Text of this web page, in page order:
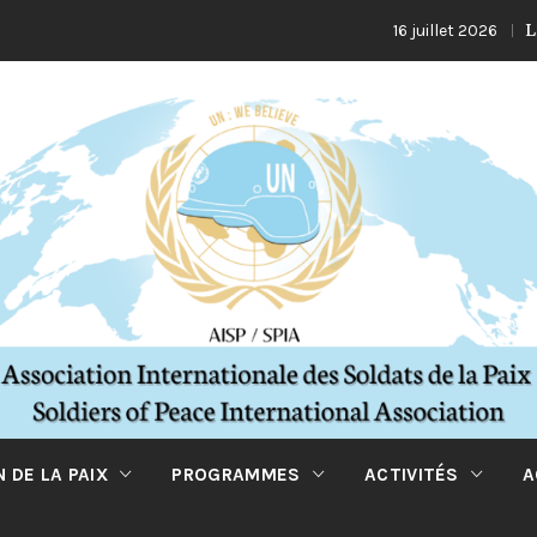
16 juillet 2026 La Turquie
DE LA PAIX PROGRAMMES ACTIVITÉS